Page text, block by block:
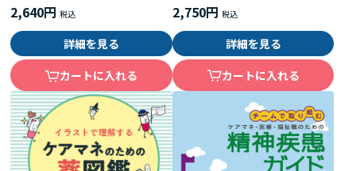
2,640円
詳細を見る
カートに入れる
2,750円
詳細を見る
カートに入れる